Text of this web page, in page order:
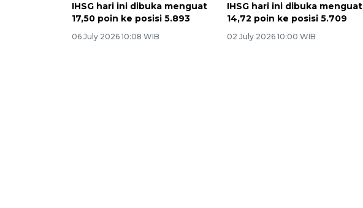
IHSG hari ini dibuka menguat
17,50 poin ke posisi 5.893
06 July 2026 10:08 WIB
IHSG hari ini dibuka menguat
14,72 poin ke posisi 5.709
02 July 2026 10:00 WIB